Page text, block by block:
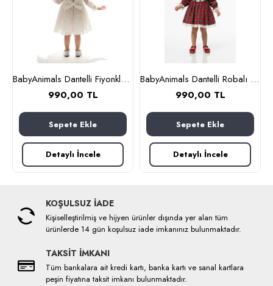
BabyAnimals Dantelli Fiyonklu Çiçekli Kız Çocuk Krem
990,00 TL
Sepete Ekle
Detaylı İncele
BabyAnimals Dantelli Robalı Ekoseli Kız Çocuk Elbise Kırmızı
990,00 TL
Sepete Ekle
Detaylı İncele
KOŞULSUZ İADE
Kişiselleştirilmiş ve hijyen ürünler dışında yer alan tüm
ürünlerde 14 gün koşulsuz iade imkanınız bulunmaktadır.
TAKSİT İMKANI
Tüm bankalara ait kredi kartı, banka kartı ve sanal kartlara
peşin fiyatına taksit imkanı bulunmaktadır.